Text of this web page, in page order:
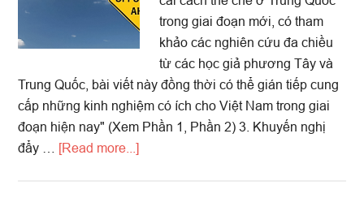
trong giai đoạn mới, có tham
khảo các nghiên cứu đa chiều
từ các học giả phương Tây và
Trung Quốc, bài viết này đồng thời có thể gián tiếp cung
cấp những kinh nghiệm có ích cho Việt Nam trong giai
đoạn hiện nay" (Xem Phần 1, Phần 2) 3. Khuyến nghị
đẩy … [Read more...]about